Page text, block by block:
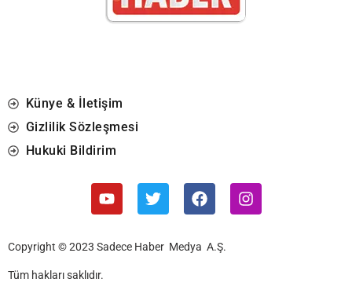
Künye & İletişim
Gizlilik Sözleşmesi
Hukuki Bildirim
Copyright © 2023 Sadece Haber Medya A.Ş.
Tüm hakları saklıdır.